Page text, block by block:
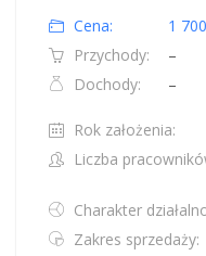
Cena:
1
Przychody:
–
Dochody:
–
Rok założenia:
Liczba
Charakter
Zakres sprzedaży: